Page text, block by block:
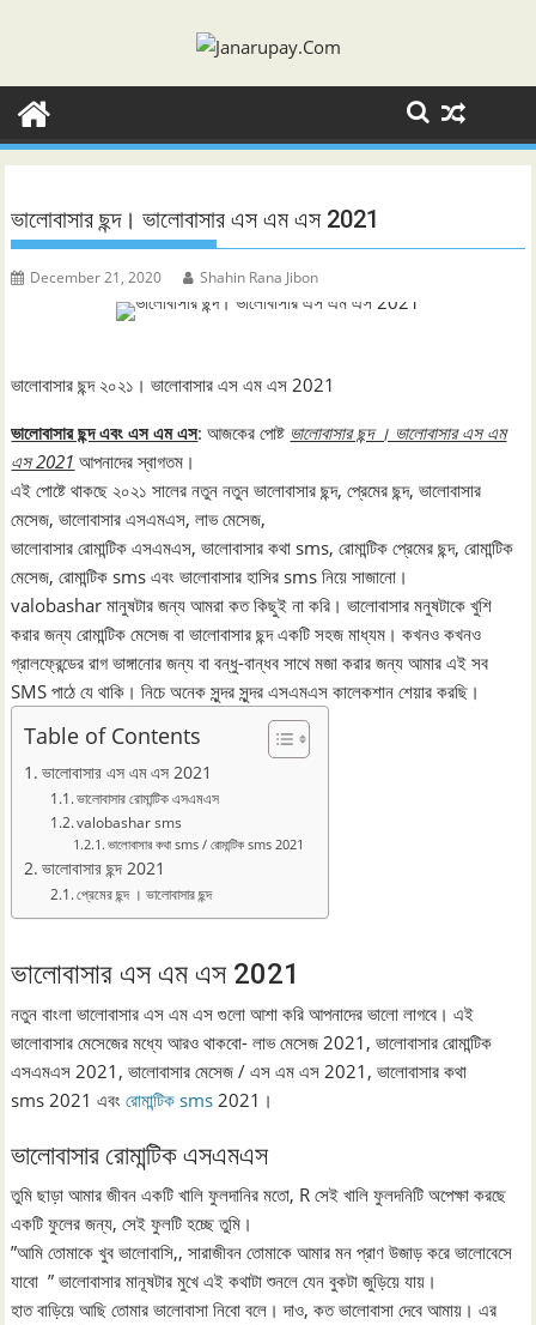
ভালোবাসার ছন্দ। ভালোবাসার এস এম এস 2021
December 21, 2020 Shahin Rana Jibon
ভালোবাসার ছন্দ ২০২১। ভালোবাসার এস এম এস 2021
ভালোবাসার ছন্দ এবং এস এম এস: আজকের পোষ্ট ভালোবাসার ছন্দ । ভালোবাসার এস এম
এস 2021 আপনাদের স্বাগতম।
এই পোষ্টে থাকছে ২০২১ সালের নতুন নতুন ভালোবাসার ছন্দ, প্রেমের ছন্দ, ভালোবাসার
মেসেজ, ভালোবাসার এসএমএস, লাভ মেসেজ,
ভালোবাসার রোমান্টিক এসএমএস, ভালোবাসার কথা sms, রোমান্টিক প্রেমের ছন্দ, রোমান্টিক
মেসেজ, রোমান্টিক sms এবং ভালোবাসার হাসির sms নিয়ে সাজানো।
valobashar মানুষটার জন্য আমরা কত কিছুই না করি। ভালোবাসার মনুষটাকে খুশি
করার জন্য রোমান্টিক মেসেজ বা ভালোবাসার ছন্দ একটি সহজ মাধ্যম। কখনও কখনও
গ্রালফ্রেন্ডের রাগ ভাঙ্গানোর জন্য বা বন্ধু-বান্ধব সাথে মজা করার জন্য আমার এই সব
SMS পাঠে যে থাকি। নিচে অনেক সুন্দর সুন্দর এসএমএস কালেকশান শেয়ার করছি।
Table of Contents
ভালোবাসার এস এম এস 2021
ভালোবাসার রোমান্টিক এসএমএস
valobashar sms
ভালোবাসার কথা sms / রোমান্টিক sms 2021
ভালোবাসার ছন্দ 2021
প্রেমের ছন্দ । ভালোবাসার ছন্দ
ভালোবাসার এস এম এস 2021
নতুন বাংলা ভালোবাসার এস এম এস গুলো আশা করি আপনাদের ভালো লাগবে। এই
ভালোবাসার মেসেজের মধ্যে আরও থাকবো- লাভ মেসেজ 2021, ভালোবাসার রোমান্টিক
এসএমএস 2021, ভালোবাসার মেসেজ / এস এম এস 2021, ভালোবাসার কথা
sms 2021 এবংরোমান্টিক sms 2021।
ভালোবাসার রোমান্টিক এসএমএস
তুমি ছাড়া আমার জীবন একটি খালি ফুলদানির মতো, R সেই খালি ফুলদনিটি অপেক্ষা করছে
একটি ফুলের জন্য, সেই ফুলটি হচ্ছে তুমি।
”আমি তোমাকে খুব ভালোবাসি,, সারাজীবন তোমাকে আমার মন প্রাণ উজাড় করে ভালোবেসে
যাবো ” ভালোবাসার মানূষটার মুখে এই কথাটা শুনলে যেন বুকটা জুড়িয়ে যায়।
হাত বাড়িয়ে আছি তোমার ভালোবাসা নিবো বলে। দাও, কত ভালোবাসা দেবে আমায়। এর